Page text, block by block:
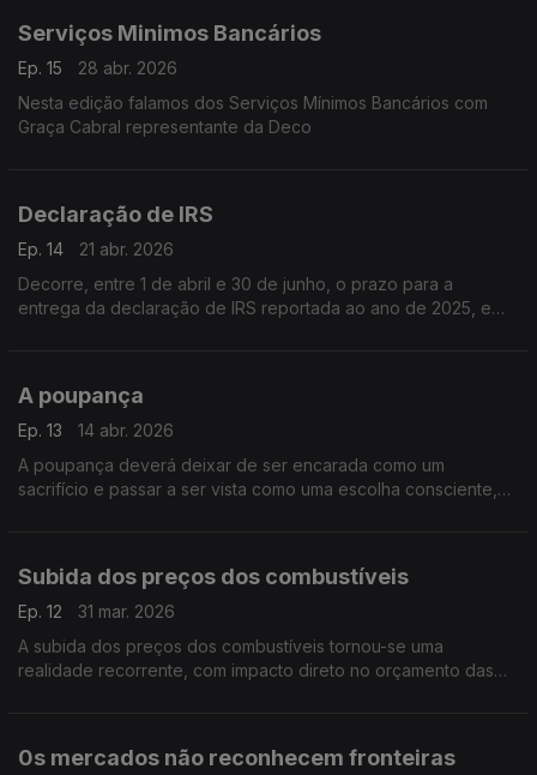
Serviços Minimos Bancários
Ep. 15
28 abr. 2026
Nesta edição falamos dos Serviços Mínimos Bancários com
Graça Cabral representante da Deco
Declaração de IRS
Ep. 14
21 abr. 2026
Decorre, entre 1 de abril e 30 de junho, o prazo para a
entrega da declaração de IRS reportada ao ano de 2025, e
A poupança
Ep. 13
14 abr. 2026
A poupança deverá deixar de ser encarada como um
sacrifício e passar a ser vista como uma escolha consciente,
Subida dos preços dos combustíveis
Ep. 12
31 mar. 2026
A subida dos preços dos combustíveis tornou-se uma
realidade recorrente, com impacto direto no orçamento das
0s mercados não reconhecem fronteiras